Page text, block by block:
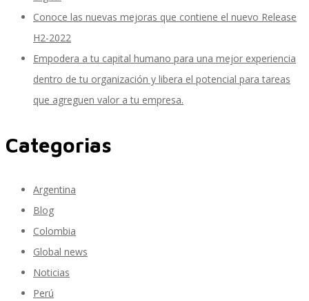
Optimización de Ambientes de Sistema
Conoce las nuevas mejoras que contiene el nuevo Release
H2-2022
Empodera a tu capital humano para una mejor experiencia
dentro de tu organización y libera el potencial para tareas
que agreguen valor a tu empresa.
Categorias
Argentina
Blog
Colombia
Global news
Noticias
Perú